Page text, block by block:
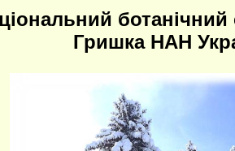
Гришка НАН